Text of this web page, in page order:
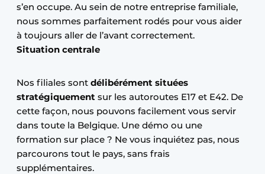
s’en occupe. Au sein de notre entreprise familiale,
nous sommes parfaitement rodés pour vous aider
à toujours aller de l’avant correctement.
Situation centrale
Nos filiales sont délibérément situées
stratégiquement sur les autoroutes E17 et E42. De
cette façon, nous pouvons facilement vous servir
dans toute la Belgique. Une démo ou une
formation sur place ? Ne vous inquiétez pas, nous
parcourons tout le pays, sans frais
supplémentaires.